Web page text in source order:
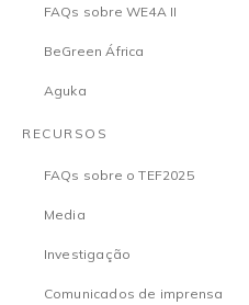
FAQs sobre WE4A II
BeGreen África
Aguka
RECURSOS
FAQs sobre o TEF2025
Media
Investigação
Comunicados de imprensa